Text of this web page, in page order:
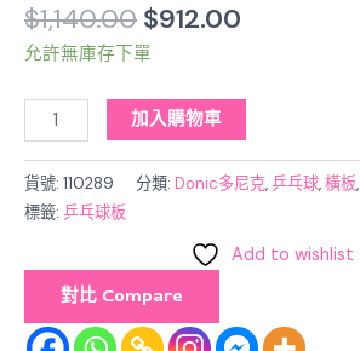
$1,140.00 $912.00
允許無庫存下單
板
數
加入購物車
貨號: 110289 分類: Donic多尼克,乒乓球,橫板,
標籤: 乒乓球板
Add to wishlist
對比 Compare